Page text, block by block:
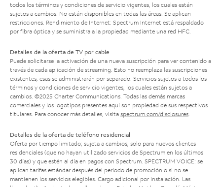
todos los términos y condiciones de servicio vigentes, los cuales están
sujetos a cambios. No están disponibles en todas las áreas. Se aplican
restricciones. Rendimiento de Internet: Spectrum Internet está respaldado
por fibra óptica y se suministra a la propiedad mediante una red HFC.
Detalles de la oferta de TV por cable
Puede solicitarse la activación de una nueva suscripción para ver contenido a
través de cada aplicación de streaming. Esto no reemplaza las suscripciones
existentes; esas se administrarán por separado. Servicios sujetos a todos los
términos y condiciones de servicio vigentes, los cuales están sujetos a
cambios. ©2025 Charter Communications. Todas las demás marcas
comerciales y los logotipos presentes aquí son propiedad de sus respectivos
titulares. Para conocer más detalles, visita spectrum.com/disclosures
Detalles de la oferta de teléfono residencial
Oferta por tiempo limitado; sujeta a cambios; solo para nuevos clientes
residenciales (que no hayan utilizado servicios de Spectrum en los últimos
30 días) y que estén al día en pagos con Spectrum. SPECTRUM VOICE: se
aplican tarifas estándar después del período de promoción o si no se
mantienen los servicios elegibles. Cargo adicional por instalación. Las